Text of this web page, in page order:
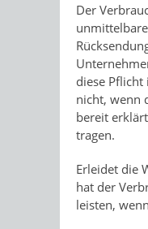
Der
diese
nicht, wenn
bereit
tragen.
Erleidet die
hat der
leisten, wenn